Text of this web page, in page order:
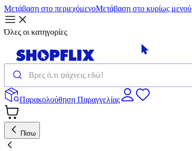
Μετάβαση στο περιεχόμενοΜετάβαση στο κυρίως μενού
Όλες οι κατηγορίες
Παρακολούθηση Παραγγελίας
Πίσω